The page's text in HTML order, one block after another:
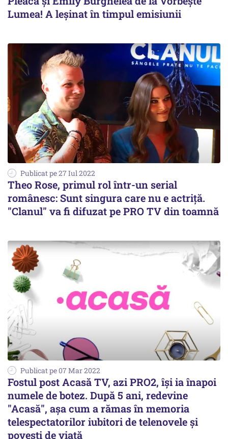
Lumea! A leşinat în timpul emisiunii
Publicat pe 27 Iul 2022
Theo Rose, primul rol într-un serial
românesc: Sunt singura care nu e actriţă.
"Clanul" va fi difuzat pe PRO TV din toamnă
Publicat pe 07 Mar 2022
Fostul post Acasă TV, azi PRO2, îşi ia înapoi
numele de botez. După 5 ani, redevine
"Acasă", aşa cum a rămas în memoria
telespectatorilor iubitori de telenovele şi
poveşti de viaţă